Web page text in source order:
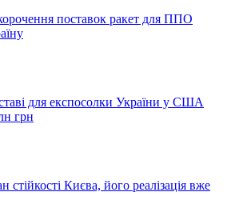
поставок ракет для ППО
для експосолки України у США
грн
Києва, його реалізація вже